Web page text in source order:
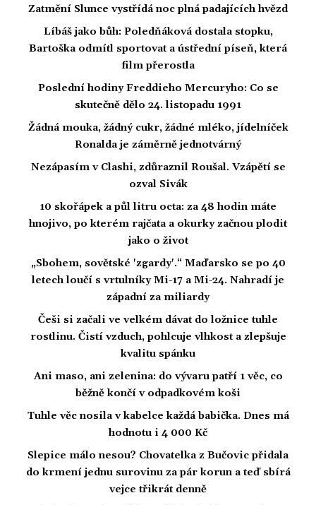
Zatmění Slunce vystřídá noc plná padajících hvězd
Líbáš jako bůh: Poledňáková dostala stopku,
Bartoška odmítl sportovat a ústřední píseň, která
film přerostla
Poslední hodiny Freddieho Mercuryho: Co se
skutečně dělo 24. listopadu 1991
Žádná mouka, žádný cukr, žádné mléko, jídelníček
Ronalda je záměrně jednotvárný
Nezápasím v Clashi, zdůraznil Roušal. Vzápětí se
ozval Sivák
10 skořápek a půl litru octa: za 48 hodin máte
hnojivo, po kterém rajčata a okurky začnou plodit
jako o život
„Sbohem, sovětské 'zgardy'.“ Maďarsko se po 40
letech loučí s vrtulníky Mi-17 a Mi-24. Nahradí je
západní za miliardy
Češi si začali ve velkém dávat do ložnice tuhle
rostlinu. Čistí vzduch, pohlcuje vlhkost a zlepšuje
kvalitu spánku
Ani maso, ani zelenina: do vývaru patří 1 věc, co
běžně končí v odpadkovém koši
Tuhle věc nosila v kabelce každá babička. Dnes má
hodnotu i 4 000 Kč
Slepice málo nesou? Chovatelka z Bučovic přidala
do krmení jednu surovinu za pár korun a teď sbírá
vejce třikrát denně